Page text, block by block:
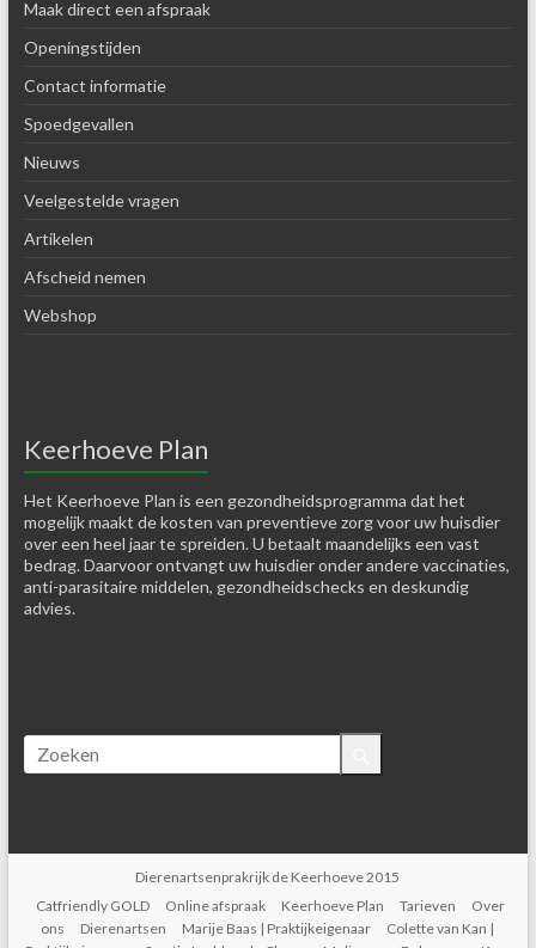
Maak direct een afspraak
Openingstijden
Contact informatie
Spoedgevallen
Nieuws
Veelgestelde vragen
Artikelen
Afscheid nemen
Webshop
Keerhoeve Plan
Het Keerhoeve Plan is een gezondheidsprogramma dat het
mogelijk maakt de kosten van preventieve zorg voor uw huisdier
over een heel jaar te spreiden. U betaalt maandelijks een vast
bedrag. Daarvoor ontvangt uw huisdier onder andere vaccinaties,
anti-parasitaire middelen, gezondheidschecks en deskundig
advies.
Dierenartsenprakrijk de Keerhoeve 2015
Catfriendly GOLD
Online afspraak Keerhoeve Plan Tarieven
Over
ons
Dierenartsen Marije Baas | Praktijkeigenaar
Colette van Kan |